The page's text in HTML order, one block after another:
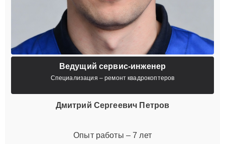
Ведущий сервис-инженер
Специализация – ремонт квадрокоптеров
Дмитрий Сергеевич Петров
Опыт работы – 7 лет